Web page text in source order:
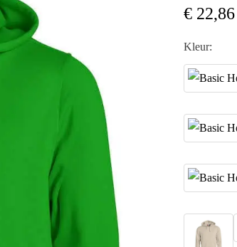
€ 22,86
Kleur: